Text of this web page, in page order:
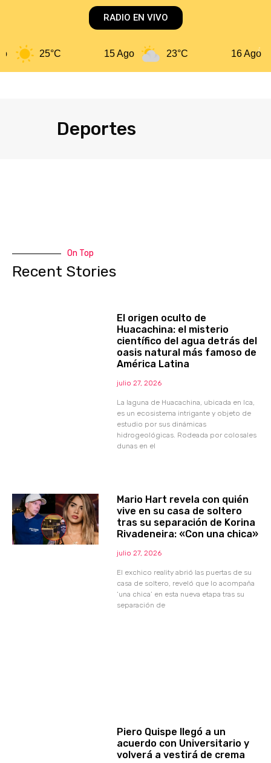
RADIO EN VIVO
25°C 15 Ago 23°C 16 Ago
Deportes
On Top
Recent Stories
El origen oculto de
Huacachina: el misterio
científico del agua detrás del
oasis natural más famoso de
América Latina
julio 27, 2026
La laguna de Huacachina, ubicada en Ica,
es un ecosistema intrigante y objeto de
estudio por sus dinámicas
hidrogeológicas. Rodeada por colosales
dunas en el
Mario Hart revela con quién
vive en su casa de soltero
tras su separación de Korina
Rivadeneira: «Con una chica»
julio 27, 2026
El exchico reality abrió las puertas de su
casa de soltero, reveló que lo acompaña
‘una chica’ en esta nueva etapa tras su
separación de
Piero Quispe llegó a un
acuerdo con Universitario y
volverá a vestirá de crema